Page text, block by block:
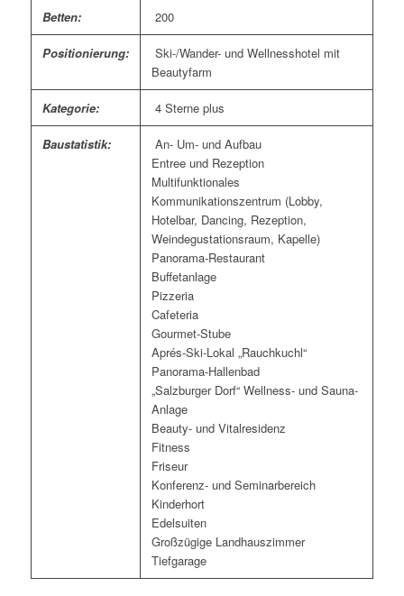
Betten: 200
Positionierung:
Ski-/Wander- und Wellnesshotel mit
Beautyfarm
Kategorie: 4 Sterne plus
Baustatistik:
An- Um- und Aufbau
Entree und Rezeption
Multifunktionales
Kommunikationszentrum (Lobby,
Hotelbar, Dancing, Rezeption,
Weindegustationsraum, Kapelle)
Panorama-Restaurant
Buffetanlage
Pizzeria
Cafeteria
Gourmet-Stube
Aprés-Ski-Lokal „Rauchkuchl“
Panorama-Hallenbad
„Salzburger Dorf“ Wellness- und Sauna-
Anlage
Beauty- und Vitalresidenz
Fitness
Friseur
Konferenz- und Seminarbereich
Kinderhort
Edelsuiten
Großzügige Landhauszimmer
Tiefgarage